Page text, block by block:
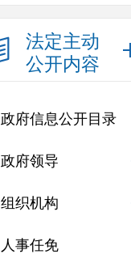
法定主动
公开内容
政府信息公开目录
政府领导
组织机构
人事任免